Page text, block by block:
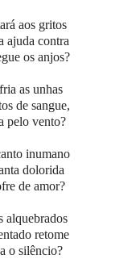
aos gritos
ajuda contra
os anjos?
as unhas
de sangue,
pelo vento?
inumano
dolorida
de amor?
alquebrados
retome
o silêncio?